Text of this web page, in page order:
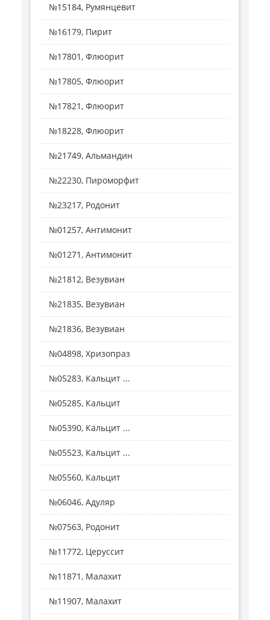
№15184, Румянцевит
№16179, Пирит
№17801, Флюорит
№17805, Флюорит
№17821, Флюорит
№18228, Флюорит
№21749, Альмандин
№22230, Пироморфит
№23217, Родонит
№01257, Антимонит
№01271, Антимонит
№21812, Везувиан
№21835, Везувиан
№21836, Везувиан
№04898, Хризопраз
№05283, Кальцит ...
№05285, Кальцит
№05390, Кальцит ...
№05523, Кальцит ...
№05560, Кальцит
№06046, Адуляр
№07563, Родонит
№11772, Церуссит
№11871, Малахит
№11907, Малахит